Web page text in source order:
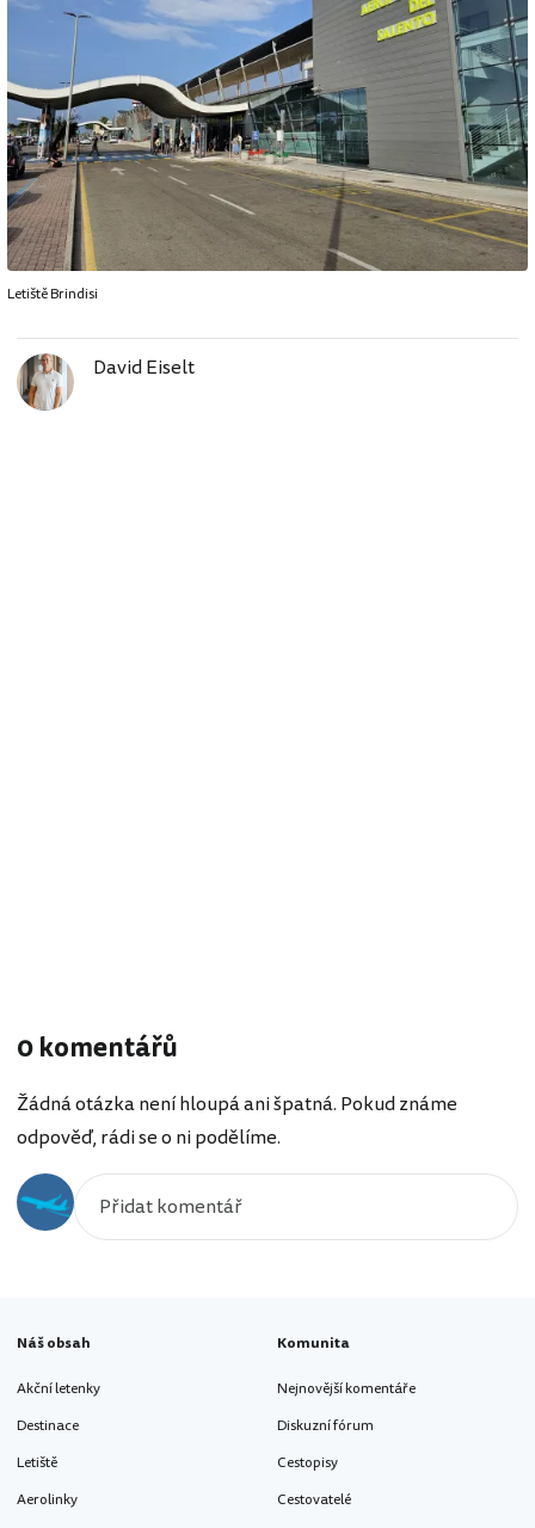
Letiště Brindisi
David Eiselt
0 komentářů
Žádná otázka není hloupá ani špatná. Pokud známe
odpověď, rádi se o ni podělíme.
Náš obsah
Akční letenky
Destinace
Letiště
Aerolinky
Komunita
Nejnovější komentáře
Diskuzní fórum
Cestopisy
Cestovatelé